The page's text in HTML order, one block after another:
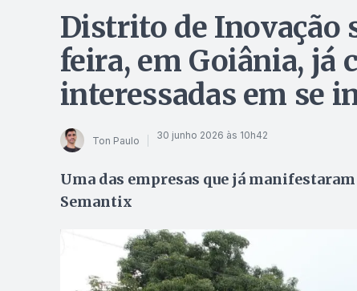
Distrito de Inovação
feira, em Goiânia, já
interessadas em se
Ton Paulo 30 junho 2026 às 10h42
Uma das empresas que já
Semantix